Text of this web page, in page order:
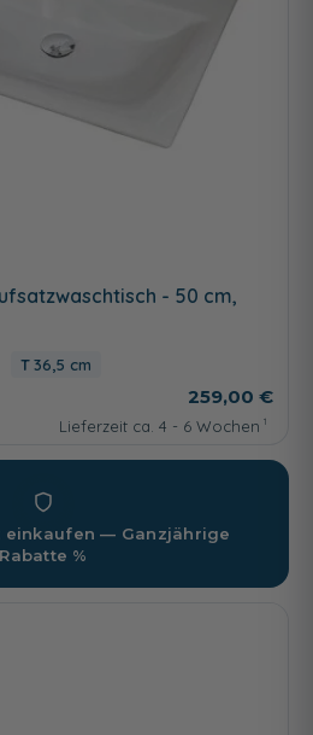
- 50 cm,
36,5 cm
259,00 €
Lieferzeit ca. 4 - 6 Wochen
einkaufen — Ganzjährige
Rabatte %